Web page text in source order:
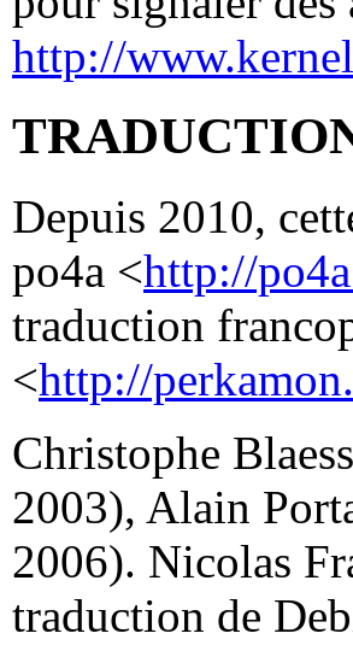
http://
Depuis 2010,
po4a <http://
traduction
<http://
Christophe
2003), Alain
2006). Nicolas
traduction de